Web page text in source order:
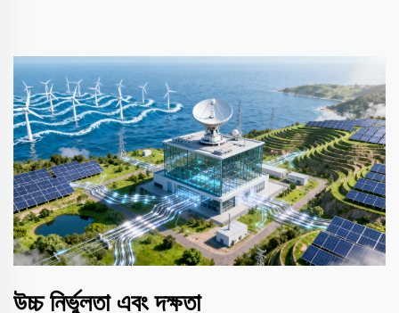
উচ্চ নির্ভুলতা এবং দক্ষতা